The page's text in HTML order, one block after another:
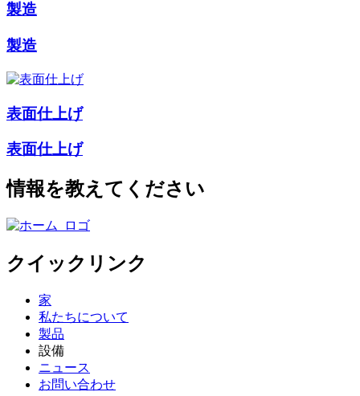
製造
製造
表面仕上げ
表面仕上げ
情報を教えてください
クイックリンク
家
私たちについて
製品
設備
ニュース
お問い合わせ